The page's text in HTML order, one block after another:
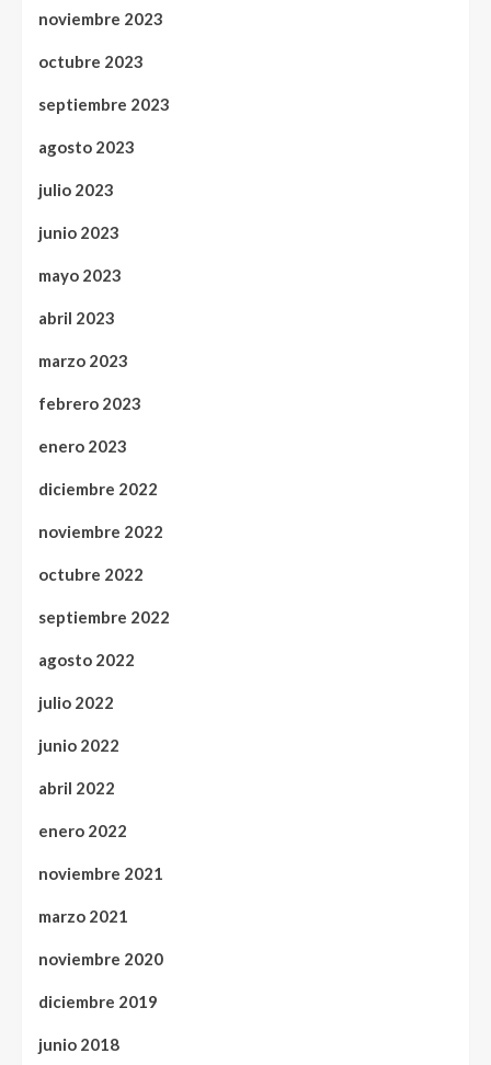
noviembre 2023
octubre 2023
septiembre 2023
agosto 2023
julio 2023
junio 2023
mayo 2023
abril 2023
marzo 2023
febrero 2023
enero 2023
diciembre 2022
noviembre 2022
octubre 2022
septiembre 2022
agosto 2022
julio 2022
junio 2022
abril 2022
enero 2022
noviembre 2021
marzo 2021
noviembre 2020
diciembre 2019
junio 2018